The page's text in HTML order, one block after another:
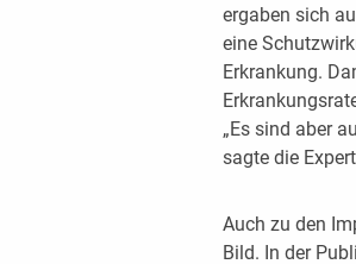
ergaben sich
eine
Erkrankung.
„Es sind aber
sagte die
Auch zu den
Bild. In der